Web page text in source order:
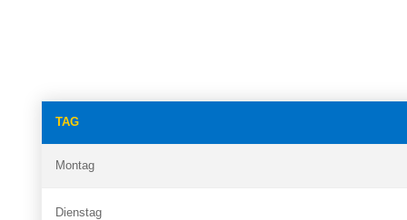
TAG
Montag
Dienstag